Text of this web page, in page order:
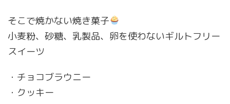
そこで焼かない焼き菓子
小麦粉、砂糖、乳製品、卵を使わないギルトフリー
スイーツ
・チョコブラウニー
・クッキー